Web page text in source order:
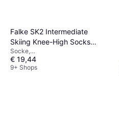
Falke SK2 Intermediate
Skiing Knee-High Socks
Women - Rose
Socke,
Sportstrumpf/Trainingsstrumpf,
Material: Wolle, Polypropylen,
€ 19,44
9+ Shops